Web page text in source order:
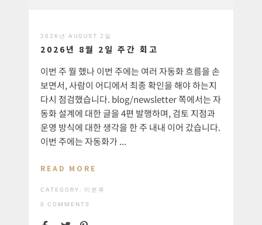
2026년 AUGUST 2일
2026년 8월 2일 주간 회고
이번 주 뭘 했나 이번 주에는 여러 자동화 흐름을 손
보면서, 사람이 어디에서 최종 확인을 해야 하는지
다시 점검했습니다. blog/newsletter 쪽에서는 자
동화 설계에 대한 글을 4편 발행하며, 검토 지점과
운영 방식에 대한 생각을 한 주 내내 이어 갔습니다.
이번 주에는 자동화가 ...
READ MORE
CATEGORY: 미분류
0 COMMENTS